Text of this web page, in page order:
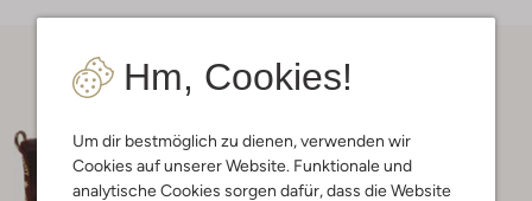
Hm, Cookies!
Um dir bestmöglich zu dienen, verwenden wir
Cookies auf unserer Website. Funktionale und
analytische Cookies sorgen dafür, dass die Website